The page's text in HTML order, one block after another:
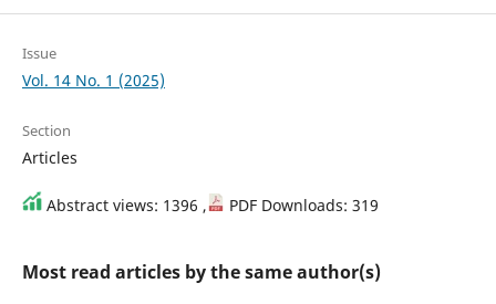
Issue
Vol. 14 No. 1 (2025)
Section
Articles
Abstract views: 1396 , PDF Downloads: 319
Most read articles by the same author(s)